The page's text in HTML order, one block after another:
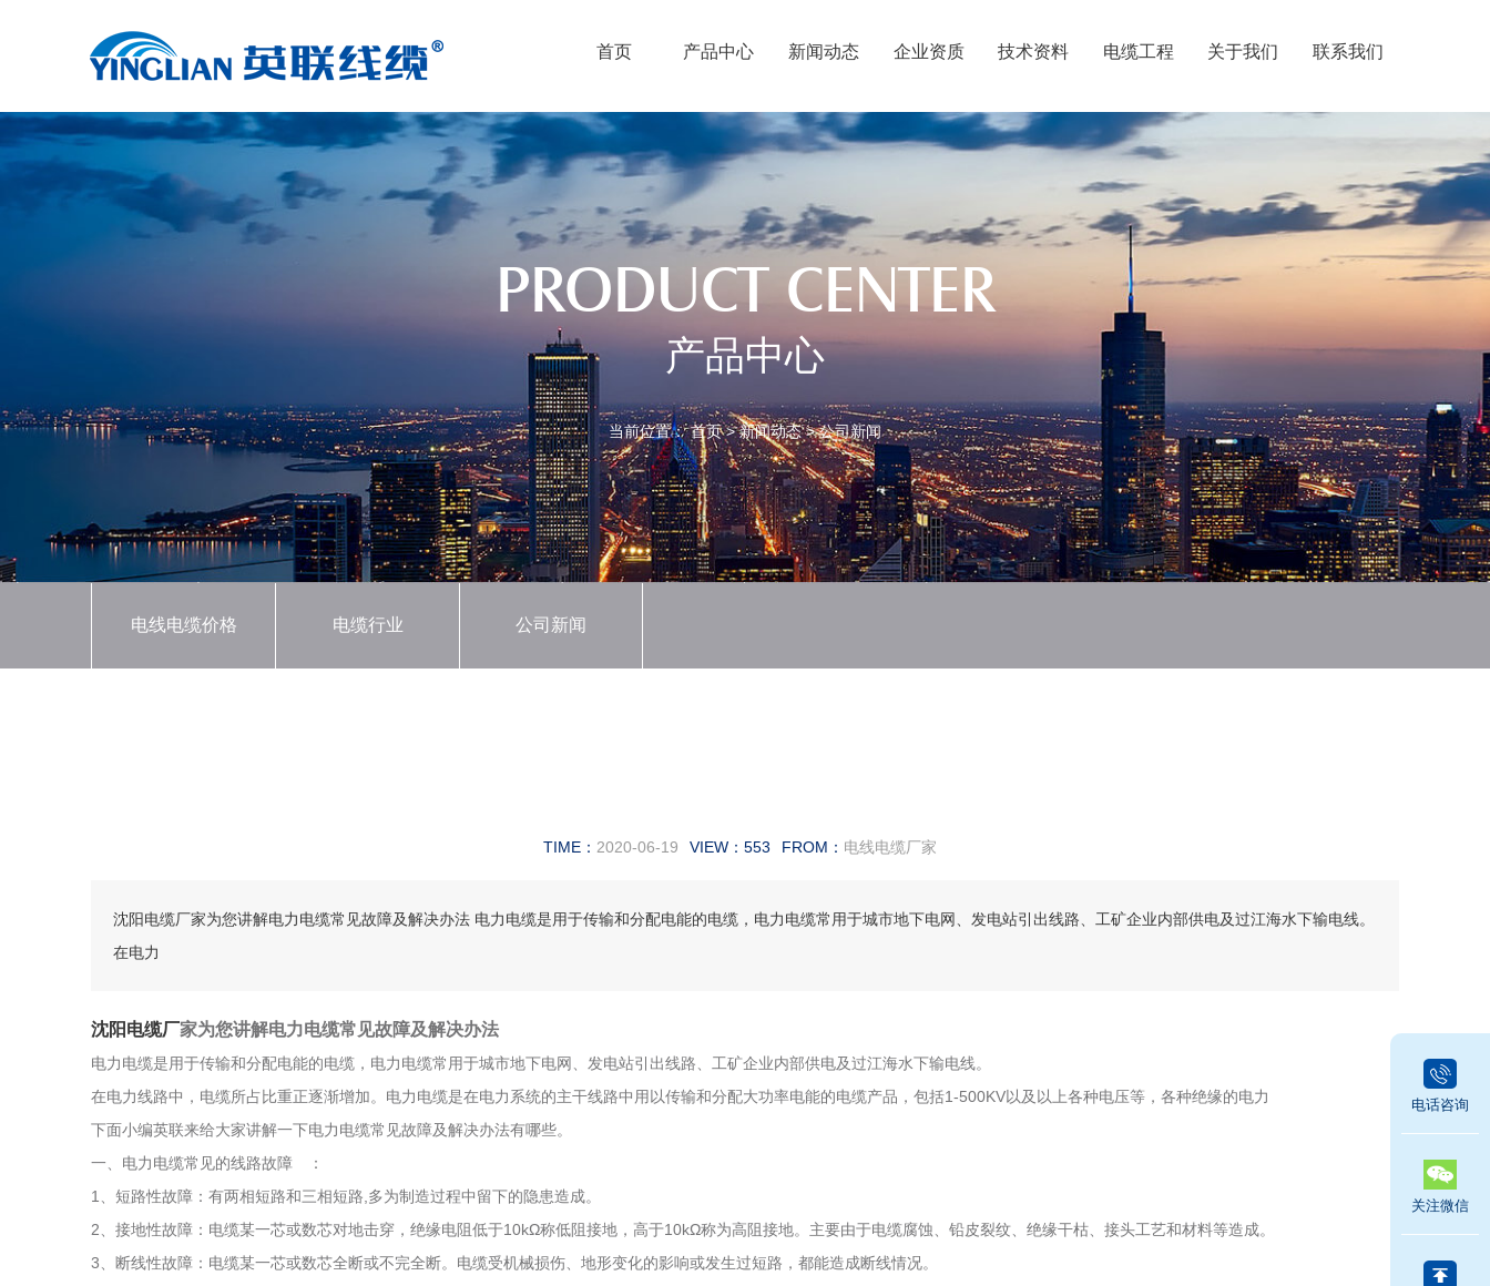
首页 产品中心 新闻动态 企业资质 技术资料 电缆工程 关于我们 联系我们
PRODUCT CENTER
产品中心
当前位置：首页>新闻动态>公司新闻
电线电缆价格 电缆行业 公司新闻
TIME： 2020-06-19 VIEW： 553 FROM： 电线电缆厂家
沈阳电缆厂家为您讲解电力电缆常见故障及解决办法 电力电缆是用于传输和分配电能的电缆，电力电缆常用于城市地下电网、发电站引出线路、工矿企业内部供电及过江海水下输电线。
在电力
沈阳电缆厂家为您讲解电力电缆常见故障及解决办法
电力电缆是用于传输和分配电能的电缆，电力电缆常用于城市地下电网、发电站引出线路、工矿企业内部供电及过江海水下输电线。
在电力线路中，电缆所占比重正逐渐增加。电力电缆是在电力系统的主干线路中用以传输和分配大功率电能的电缆产品，包括1-500KV以及以上各种电压等，各种绝缘的电力
下面小编英联来给大家讲解一下电力电缆常见故障及解决办法有哪些。
一、电力电缆常见的线路故障 ：
1、短路性故障：有两相短路和三相短路,多为制造过程中留下的隐患造成。
2、接地性故障：电缆某一芯或数芯对地击穿，绝缘电阻低于10kΩ称低阻接地，高于10kΩ称为高阻接地。主要由于电缆腐蚀、铅皮裂纹、绝缘干枯、接头工艺和材料等造成。
3、断线性故障：电缆某一芯或数芯全断或不完全断。电缆受机械损伤、地形变化的影响或发生过短路，都能造成断线情况。
电话咨询
关注微信